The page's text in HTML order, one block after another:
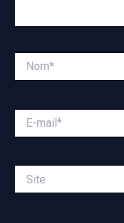
mail*